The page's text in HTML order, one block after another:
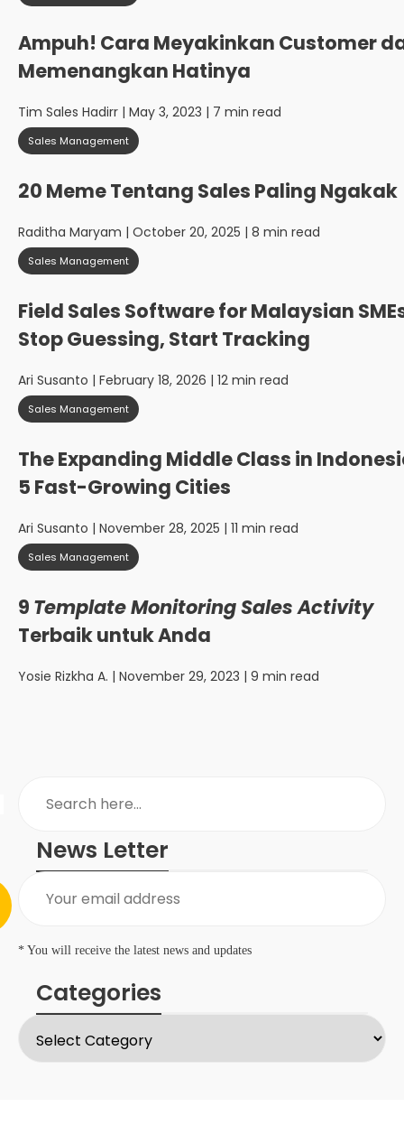
Ampuh! Cara Meyakinkan Customer
Memenangkan Hatinya
Tim Sales Hadirr | May 3, 2023 | 7 min read
Sales Management
20 Meme Tentang Sales Paling Ngakak
Raditha Maryam | October 20, 2025 | 8 min read
Sales Management
Field Sales Software for Malaysian
Stop Guessing, Start Tracking
Ari Susanto | February 18, 2026 | 12 min read
Sales Management
The Expanding Middle Class in
5 Fast-Growing Cities
Ari Susanto | November 28, 2025 | 11 min read
Sales Management
9 Template Monitoring Sales Activity
Terbaik untuk Anda
Yosie Rizkha A. | November 29, 2023 | 9 min read
News Letter
* You will receive the latest news and updates
Categories